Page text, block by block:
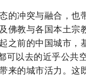
的冲突与融合，也
佛教与各国本土宗
之前的中国城市，
可以去的近乎公共
来的城市活力。这